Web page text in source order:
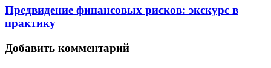
Предвидение финансовых рисков: экскурс в
практику
Добавить комментарий